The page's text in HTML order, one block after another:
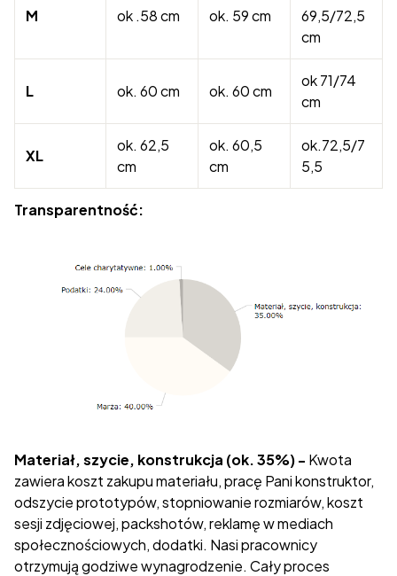
M ok .58 cm ok. 59 cm
69,5/72,5
cm
L ok. 60 cm ok. 60 cm
ok 71/74
cm
XL
ok. 62,5
cm
ok. 60,5
cm
ok.72,5/7
5,5
Transparentność:
Materiał, szycie, konstrukcja (ok. 35%) - Kwota
zawiera koszt zakupu materiału, pracę Pani konstruktor,
odszycie prototypów, stopniowanie rozmiarów, koszt
sesji zdjęciowej, packshotów, reklamę w mediach
społecznościowych, dodatki. Nasi pracownicy
otrzymują godziwe wynagrodzenie. Cały proces